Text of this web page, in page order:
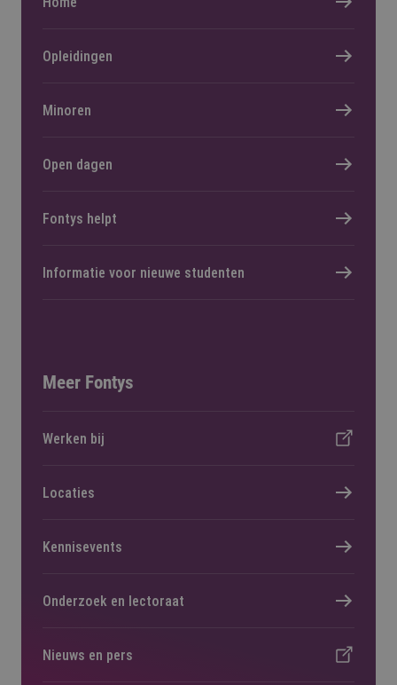
Opleidingen
Minoren
Open dagen
Fontys helpt
Informatie voor nieuwe studenten
Meer Fontys
Werken bij
Locaties
Kennisevents
Onderzoek en lectoraat
Nieuws en pers